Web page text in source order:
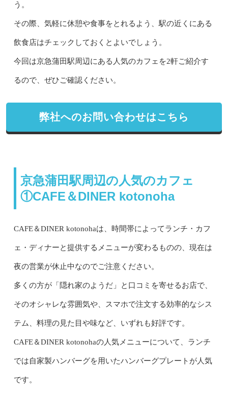
う。
その際、気軽に休憩や食事をとれるよう、駅の近くにある
飲食店はチェックしておくとよいでしょう。
今回は京急蒲田駅周辺にある人気のカフェを2軒ご紹介す
るので、ぜひご確認ください。
弊社へのお問い合わせはこちら
京急蒲田駅周辺の人気のカフェ
①CAFE＆DINER kotonoha
CAFE＆DINER kotonohaは、時間帯によってランチ・カフ
ェ・ディナーと提供するメニューが変わるものの、現在は
夜の営業が休止中なのでご注意ください。
多くの方が「隠れ家のようだ」と口コミを寄せるお店で、
そのオシャレな雰囲気や、スマホで注文する効率的なシス
テム、料理の見た目や味など、いずれも好評です。
CAFE＆DINER kotonohaの人気メニューについて、ランチ
では自家製ハンバーグを用いたハンバーグプレートが人気
です。